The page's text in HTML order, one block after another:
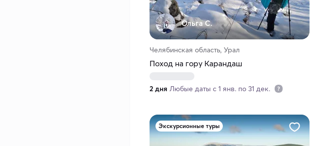
Ольга С.
Челябинская область, Урал
Поход на гору Карандаш
2 дня Любые даты с 1 янв. по 31 дек.
Экскурсионные туры